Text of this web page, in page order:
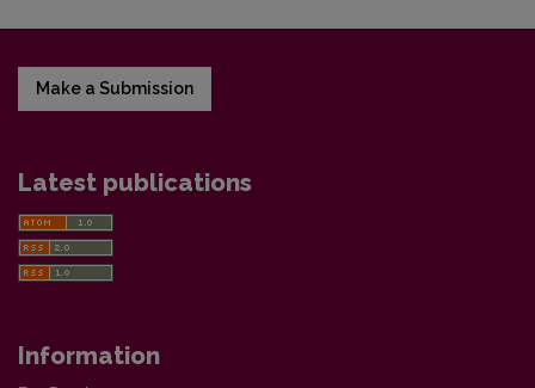
Make a Submission
Latest publications
Information